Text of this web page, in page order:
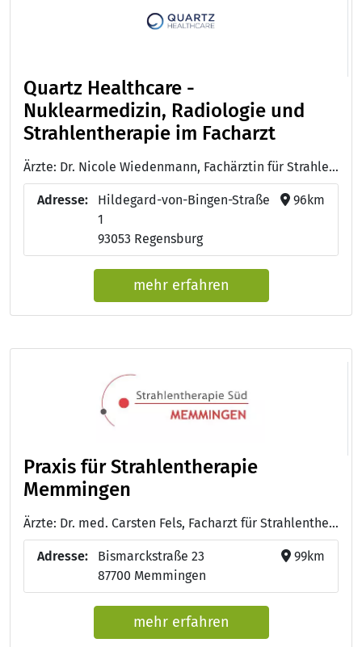
Quartz Healthcare -
Nuklearmedizin, Radiologie und
Strahlentherapie im Facharzt
Ärzte: Dr. Nicole Wiedenmann, Fachärztin für Strahlentherapie Zusatzbezeichnung Palliativmedizin - Dr. Bernadette Knott, Fachärztin für Strahlentherapie Zusatzbezeichnung Palliativmedizin - Dr. Polin Schneider, Fachärztin für Strahlentherapie Zusatzbezeichnung Palliativmedizin
Adresse:
Hildegard-von-Bingen-Straße
1
93053 Regensburg
96km
mehr erfahren
Praxis für Strahlentherapie
Memmingen
Ärzte: Dr. med. Carsten Fels, Facharzt für Strahlentherapie - Hr. Andreas Batsios, Facharzt für Strahlentherapie
Adresse:
Bismarckstraße 23
87700 Memmingen
99km
mehr erfahren